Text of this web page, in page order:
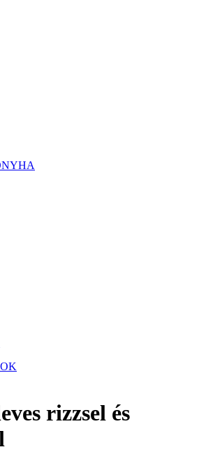
rizzsel és